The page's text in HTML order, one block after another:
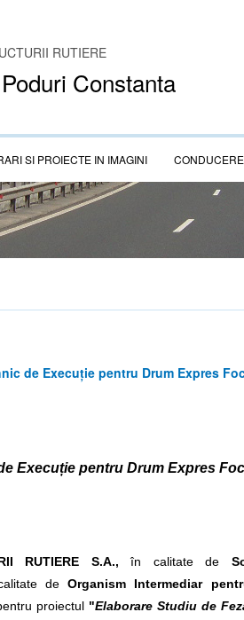
RUTIERE
Constanta
SI PROIECTE IN IMAGINI CONDUCERE
de Execuție pentru Drum Expres
Execuție pentru Drum Expres
RUTIERE S.A.,în calitate de
deOrganism Intermediar
proiectul "Elaborare Studiu de